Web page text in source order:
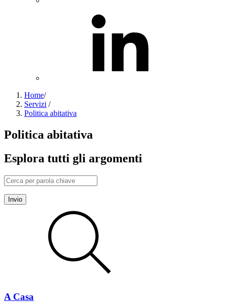
Home/
Servizi /
Politica abitativa
Politica abitativa
Esplora tutti gli argomenti
Invio
A Casa